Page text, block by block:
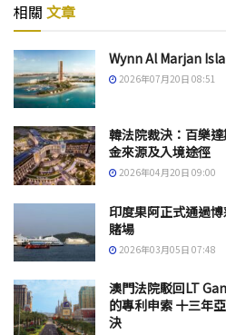
相關 文章
Wynn Al Marjan
2026年07月20日 08:51
韓法院裁決：百樂
金來源及入境途徑
2026年04月20日 09:00
印度果阿正式通過
賭場
2026年03月05日 07:48
澳門法院駁回LT
的專利申索 十三年
決